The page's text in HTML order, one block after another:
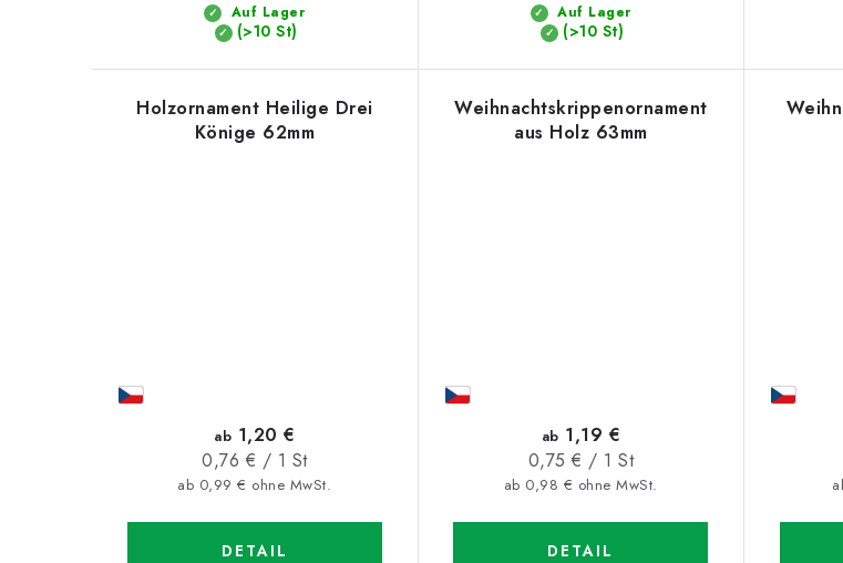
g
t
Auf Lager
(>10 St)
Auf Lager
(>10 St)
Holzornament Heilige Drei
Könige 62mm
ab 0,99 € ohne MwSt.
ab 1,20 €
Verkaufspreis:
0,76 € / 1 St
DETAIL
Weihnachtskrippenornament
aus Holz 63mm
ab 0,98 € ohne MwSt.
ab 1,19 €
Verkaufspreis:
0,75 € / 1 St
DETAIL